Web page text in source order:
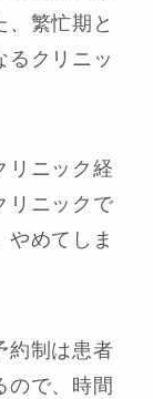
、繁忙期と
るクリニッ
リニック経
リニックで
めてしま
約制は患者
ので、時間